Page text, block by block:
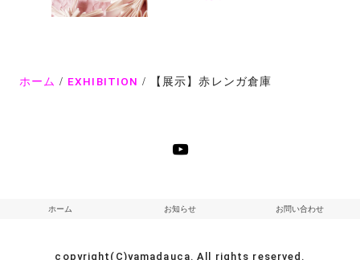
ホーム EXHIBITION 【展示】赤レンガ倉庫
ホーム お知らせ お問い合わせ
copyright(C)yamadauca. All rights reserved.